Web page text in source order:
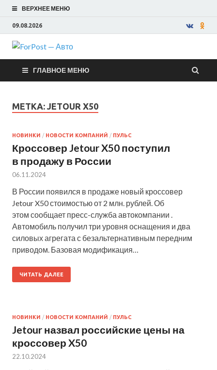
ВЕРХНЕЕ МЕНЮ
09.08.2026
ForPost —
Авто
ГЛАВНОЕ МЕНЮ
МЕТКА: JETOUR X50
НОВИНКИ / НОВОСТИ КОМПАНИЙ / ПУЛЬС
Кроссовер Jetour X50 поступил
в продажу в России
06.11.2024
В России появился в продаже новый кроссовер
Jetour X50 стоимостью от 2 млн. рублей. Об
этом сообщает пресс-служба автокомпании .
Автомобиль получил три уровня оснащения и два
силовых агрегата с безальтернативным передним
приводом. Базовая модификация…
ЧИТАТЬ ДАЛЕЕ
НОВИНКИ / НОВОСТИ КОМПАНИЙ / ПУЛЬС
Jetour назвал российские цены на
кроссовер X50
22.10.2024